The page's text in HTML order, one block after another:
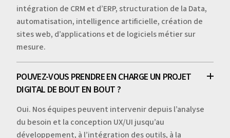
0
1
2
2
2
0
9
9
9
9
9
9
9
9
9
0
9
9
9
9
intégration de CRM et d’ERP, structuration de la Data,
automatisation, intelligence artificielle, création de
sites web, d’applications et de logiciels métier sur
mesure.
POUVEZ-VOUS PRENDRE EN CHARGE UN PROJET
DIGITAL DE BOUT EN BOUT ?
Oui. Nos équipes peuvent intervenir depuis l’analyse
du besoin et la conception UX/UI jusqu’au
développement, à l’intégration des outils, à la